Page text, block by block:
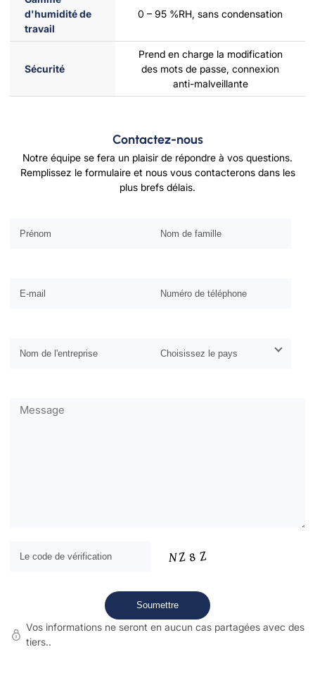
d'humidité de
travail
0 – 95 %RH, sans condensation
Sécurité
Prend en charge la modification
des mots de passe, connexion
anti-malveillante
Contactez-nous
Notre équipe se fera un plaisir de répondre à vos questions.
Remplissez le formulaire et nous vous contacterons dans les
plus brefs délais.
Vos informations ne seront en aucun cas partagées avec des
tiers..